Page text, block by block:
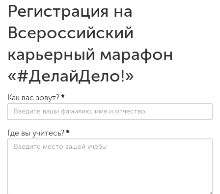
Регистрация на
Всероссийский
карьерный марафон
«#ДелайДело!»
Как вас зовут?*
Где вы учитесь?*